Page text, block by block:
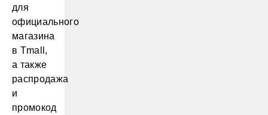
для
официального
магазина
в Tmall,
а также
распродажа
и
промокод